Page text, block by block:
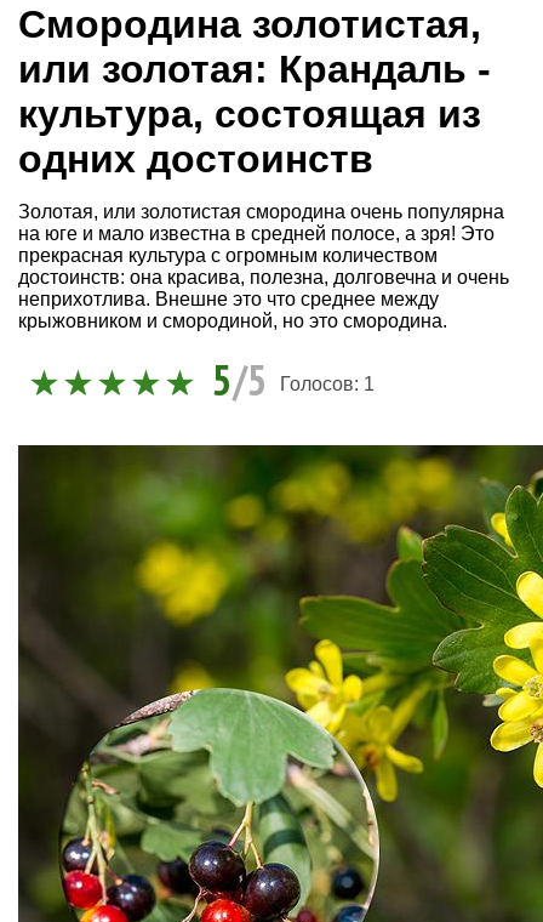
Смородина золотистая,
или золотая: Крандаль -
культура, состоящая из
одних достоинств
Золотая, или золотистая смородина очень популярна
на юге и мало известна в средней полосе, а зря! Это
прекрасная культура с огромным количеством
достоинств: она красива, полезна, долговечна и очень
неприхотлива. Внешне это что среднее между
крыжовником и смородиной, но это смородина.
5/5 Голосов: 1